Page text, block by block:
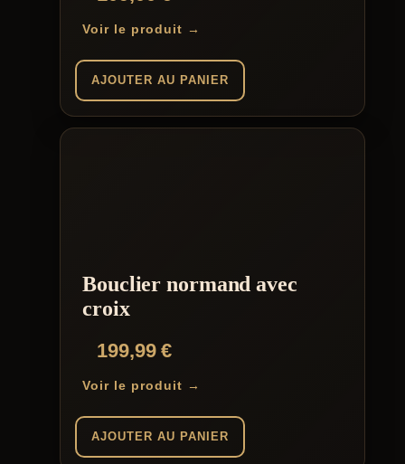
Voir le produit →
AJOUTER AU PANIER
Bouclier normand avec
croix
199,99€
Voir le produit →
AJOUTER AU PANIER